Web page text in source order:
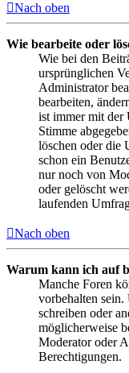
Nach oben
Wie bearbeite oder
Wie bei den
ursprünglichen
Administrator
bearbeiten,
ist immer mit der
Stimme
löschen oder die
schon ein
nur noch von
oder gelöscht
laufenden
Nach oben
Warum kann ich auf
Manche Foren
vorbehalten sein.
schreiben oder
möglicherweise
Moderator oder
Berechtigungen.